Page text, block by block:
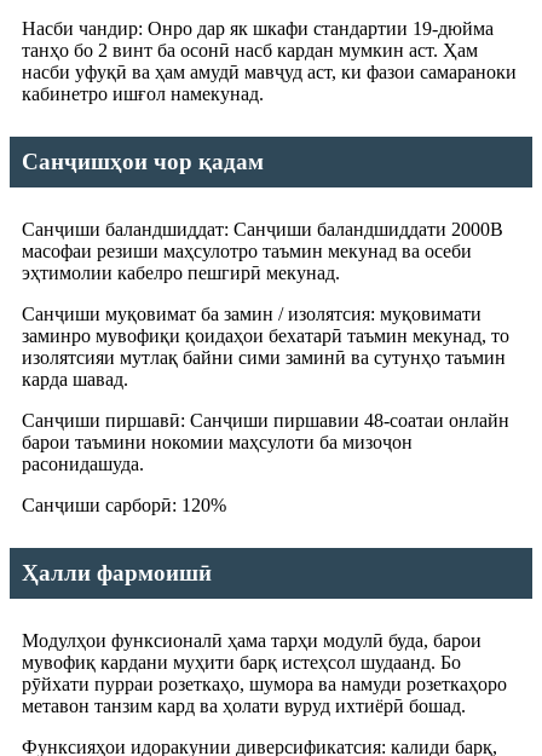
Насби чандир: Онро дар як шкафи стандартии 19-дюйма
танҳо бо 2 винт ба осонӣ насб кардан мумкин аст. Ҳам
насби уфуқӣ ва ҳам амудӣ мавҷуд аст, ки фазои самараноки
кабинетро ишғол намекунад.
Санҷишҳои чор қадам
Санҷиши баландшиддат: Санҷиши баландшиддати 2000В
масофаи резиши маҳсулотро таъмин мекунад ва осеби
эҳтимолии кабелро пешгирӣ мекунад.
Санҷиши муқовимат ба замин / изолятсия: муқовимати
заминро мувофиқи қоидаҳои бехатарӣ таъмин мекунад, то
изолятсияи мутлақ байни сими заминӣ ва сутунҳо таъмин
карда шавад.
Санҷиши пиршавӣ: Санҷиши пиршавии 48-соатаи онлайн
барои таъмини нокомии маҳсулоти ба мизоҷон
расонидашуда.
Санҷиши сарборӣ: 120%
Ҳалли фармоишӣ
Модулҳои функсионалӣ ҳама тарҳи модулӣ буда, барои
мувофиқ кардани муҳити барқ ​​истеҳсол шудаанд. Бо
рӯйхати пурраи розеткаҳо, шумора ва намуди розеткаҳоро
метавон танзим кард ва ҳолати вуруд ихтиёрӣ бошад.
Функсияҳои идоракунии диверсификатсия: калиди барқ,